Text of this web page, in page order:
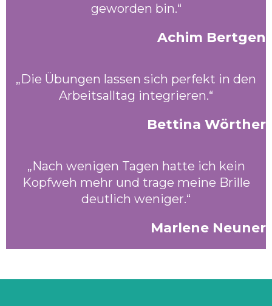
geworden bin.“
Achim Bertgen
„Die Übungen lassen sich perfekt in den
Arbeitsalltag integrieren.“
Bettina Wörther
„Nach wenigen Tagen hatte ich kein
Kopfweh mehr und trage meine Brille
deutlich weniger.“
Marlene Neuner